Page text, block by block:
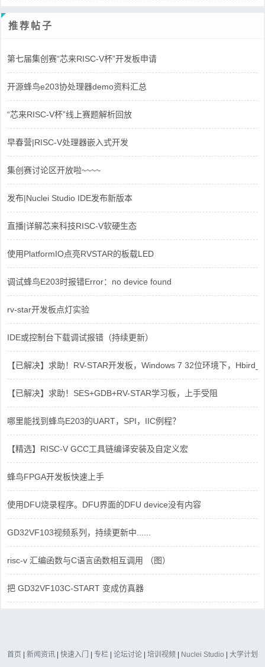
推荐帖子
第七届集创赛“芯来RISC-V杯”开发板申请
开源蜂鸟e203协处理器demo资料汇总
“芯来RISC-V杯”线上赛题解析回放
早春营|RISC-V处理器嵌入式开发
集创赛讨论区开放啦~~~~
发布|Nuclei Studio IDE发布新版本
直播|详解芯来科技RISC-V软硬生态
使用PlatformIO点亮RVSTAR的板载LED
调试蜂鸟E203时报错Error：no device found
rv-star开发板点灯实验
IDE或控制台下载调试报错（持续更新）
【已解决】求助！RV-STAR开发板，Windows 7 32位环境下，
【已解决】求助！SES+GDB+RV-STAR学习板，上手受阻
哪里能找到蜂鸟E203的UART，SPI，IIC例程？
【精选】RISC-V GCC工具链编译安装及自定义宏
蜂鸟FPGA开发板快速上手
使用DFU烧录程序。DFU界面的DFU device没有内容
GD32VF103视频系列，持续更新中......
risc-v 汇编函数与C语言函数相互调用 （图）
把 GD32VF103C-START 变成仿真器
首页 | 新闻资讯 | 快速入门 | 专栏 | 论坛讨论 | 培训视频 | Nuclei Studio | 大学计划